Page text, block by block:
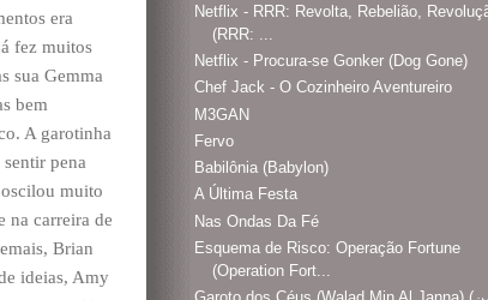
era
fez muitos
sua Gemma
bem
A garotinha
pena
muito
na carreira de
Brian
ideias, Amy
Netflix - RRR: Revolta, Rebelião,
(RRR: ...
Netflix - Procura-se Gonker (Dog Gone)
Chef Jack - O Cozinheiro Aventureiro
M3GAN
Fervo
Babilônia (Babylon)
A Última Festa
Nas Ondas Da Fé
Esquema de Risco: Operação Fortune
(Operation Fort...